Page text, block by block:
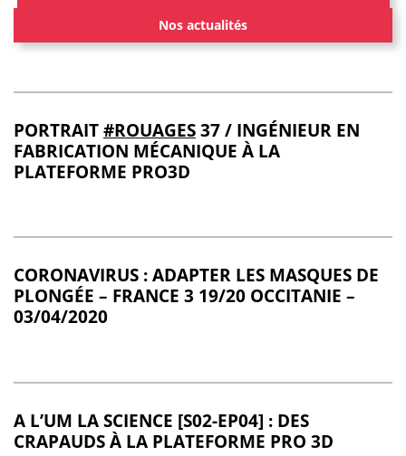
Nos actualités
PORTRAIT#ROUAGES37 / INGÉNIEUR EN
FABRICATION MÉCANIQUE À LA
PLATEFORME PRO3D
CORONAVIRUS : ADAPTER LES MASQUES DE
PLONGÉE – FRANCE 3 19/20 OCCITANIE –
03/04/2020
A L’UM LA SCIENCE [S02-EP04] : DES
CRAPAUDS À LA PLATEFORME PRO 3D